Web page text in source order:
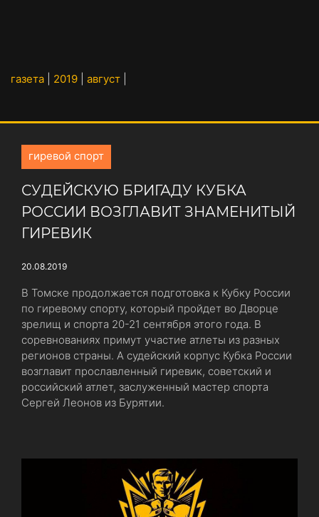
газета 2019 август
гиревой спорт
СУДЕЙСКУЮ БРИГАДУ КУБКА
РОССИИ ВОЗГЛАВИТ ЗНАМЕНИТЫЙ
ГИРЕВИК
20.08.2019
В Томске продолжается подготовка к Кубку России
по гиревому спорту, который пройдет во Дворце
зрелищ и спорта 20-21 сентября этого года. В
соревнованиях примут участие атлеты из разных
регионов страны. А судейский корпус Кубка России
возглавит прославленный гиревик, советский и
российский атлет, заслуженный мастер спорта
Сергей Леонов из Бурятии.